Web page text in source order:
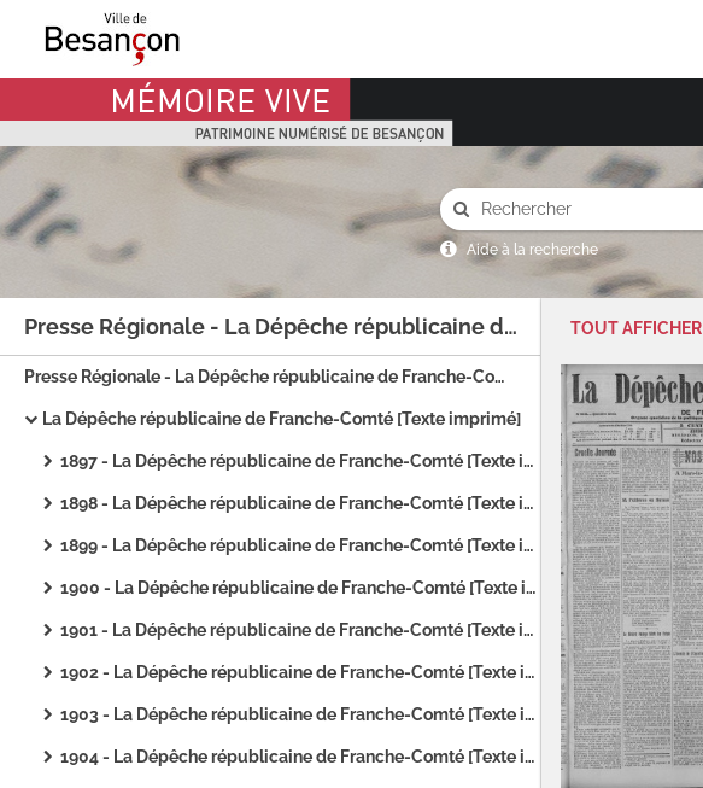
Mémoire Vive patrimoine numérisé de Besançon
Aide à la recherche
Presse Régionale - La Dépêche républicaine de Franche-Comté
Presse Régionale - La Dépêche républicaine de Franche-Comté
La Dépêche républicaine de Franche-Comté [Texte imprimé]
1897 - La Dépêche républicaine de Franche-Comté [Texte imprimé]
1898 - La Dépêche républicaine de Franche-Comté [Texte imprimé]
1899 - La Dépêche républicaine de Franche-Comté [Texte imprimé]
1900 - La Dépêche républicaine de Franche-Comté [Texte imprimé]
1901 - La Dépêche républicaine de Franche-Comté [Texte imprimé]
1902 - La Dépêche républicaine de Franche-Comté [Texte imprimé]
1903 - La Dépêche républicaine de Franche-Comté [Texte imprimé]
1904 - La Dépêche républicaine de Franche-Comté [Texte imprimé]
TOUT AFFICHER